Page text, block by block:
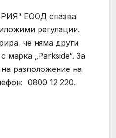
ЕООД спазва
регулации.
че няма други
марка „Parkside“. За
разположение на
0800 12 220.